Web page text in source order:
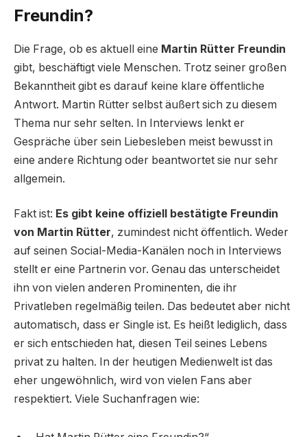
Freundin?
Die Frage, ob es aktuell eine Martin Rütter Freundin
gibt, beschäftigt viele Menschen. Trotz seiner großen
Bekanntheit gibt es darauf keine klare öffentliche
Antwort. Martin Rütter selbst äußert sich zu diesem
Thema nur sehr selten. In Interviews lenkt er
Gespräche über sein Liebesleben meist bewusst in
eine andere Richtung oder beantwortet sie nur sehr
allgemein.
Fakt ist: Es gibt keine offiziell bestätigte Freundin
von Martin Rütter, zumindest nicht öffentlich. Weder
auf seinen Social-Media-Kanälen noch in Interviews
stellt er eine Partnerin vor. Genau das unterscheidet
ihn von vielen anderen Prominenten, die ihr
Privatleben regelmäßig teilen. Das bedeutet aber nicht
automatisch, dass er Single ist. Es heißt lediglich, dass
er sich entschieden hat, diesen Teil seines Lebens
privat zu halten. In der heutigen Medienwelt ist das
eher ungewöhnlich, wird von vielen Fans aber
respektiert. Viele Suchanfragen wie: